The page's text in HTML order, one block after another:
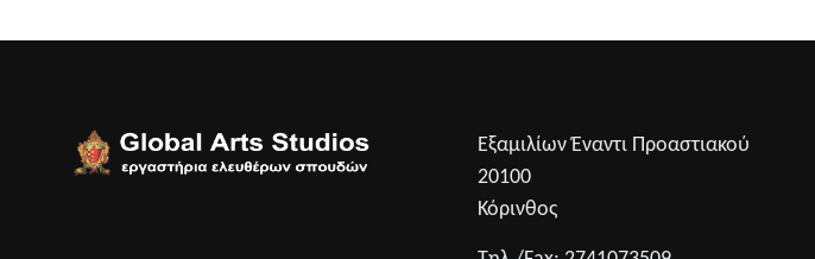
Εξαμιλίων Έναντι Προαστιακού
20100
Κόρινθος